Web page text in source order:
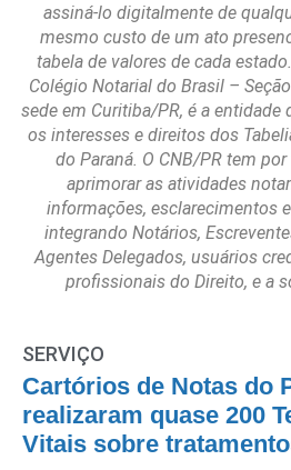
assiná-lo digitalmente de
mesmo custo de um ato
tabela de valores de cada
Colégio Notarial do Brasil –
sede em Curitiba/PR, é a entidade
os interesses e direitos dos
do Paraná. O CNB/PR tem
aprimorar as atividades
informações, esclarecimentos
integrando Notários,
Agentes Delegados, usuários
profissionais do Direito, e a
SERVIÇO
Cartórios de Notas do
realizaram quase 200
Vitais sobre